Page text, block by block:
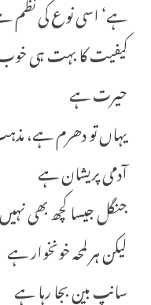
ہے‘ اسی نوع کی نظم
کیفیت کا بہت ہی
حیرت ہے
یہاں تو دھرم ہے،
آدمی پریشان ہے
جنگل جیسا کچھ بھی نہیں
لیکن ہر لمحہ خونخوار ہے
سانپ بین بجا رہا ہے